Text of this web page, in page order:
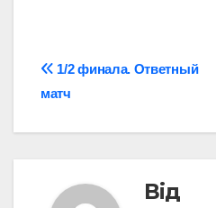
Навігація
1/2 финала. Ответный
матч
Від